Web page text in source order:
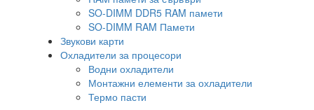
SO-DIMM DDR5 RAM памети
SO-DIMM RAM Памети
Звукови карти
Охладители за процесори
Водни охладители
Монтажни елементи за охладители
Термо пасти